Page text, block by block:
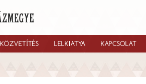
LELKIATYA KAPCSOLAT